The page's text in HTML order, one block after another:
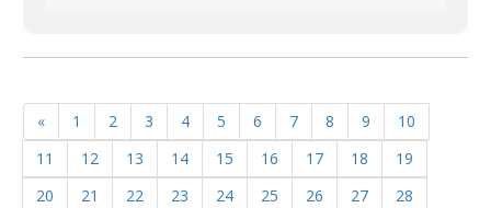
« 1 2 3 4 5 6 7 8 9
10
11
12 13 14 15 16 17 18
19
20
21 22 23 24 25 26 27
28